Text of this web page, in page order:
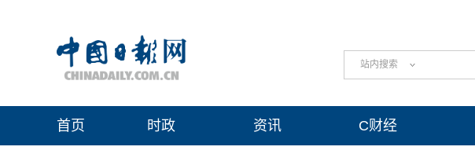
站内搜索
首页 时政 资讯 C财经